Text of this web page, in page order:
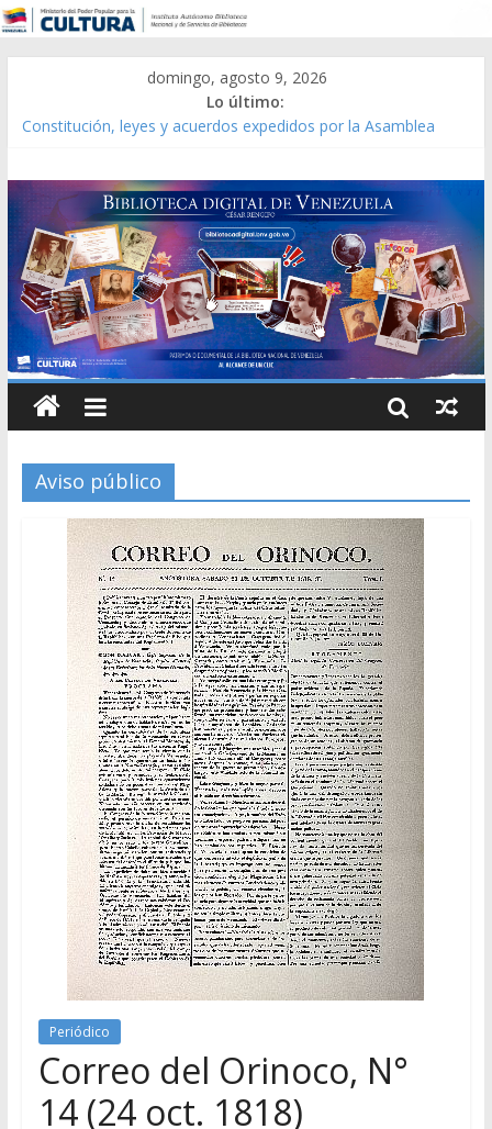
domingo, agosto 9, 2026
Lo último:
Constitución, leyes y acuerdos expedidos por la Asamblea
Modesta Bor Sánchez [material gráfico]
Gaceta Oficial de la República de Venezuela año CXXXIII Mes V,
Caracas 09 de marzo de 2006 N° 38.394
Catálogo temático de obras de Modesta Bor
Aviso público
Periódico
Correo del Orinoco, N°
14 (24 oct. 1818)